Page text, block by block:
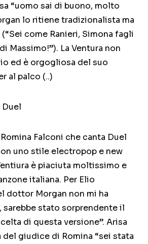
“uomo sai di buono, molto
lo ritiene tradizionalista ma
come Ranieri, Simona fagli
Massimo!”). La Ventura non
ed è orgogliosa del suo
al palco (..)
Falconi che canta Duel
uno stile electropop e new
è piaciuta moltissimo e
italiana. Per Elio
dottor Morgan non mi ha
sarebbe stato sorprendente il
di questa versione”. Arisa
del giudice di Romina “sei stata